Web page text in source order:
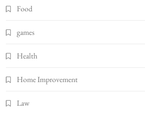
Food
games
Health
Home Improvement
Law